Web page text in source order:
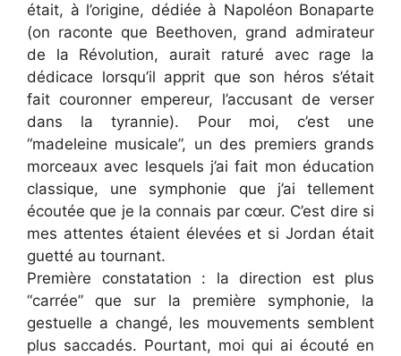
était, à l’origine, dédiée à Napoléon Bonaparte
(on raconte que Beethoven, grand admirateur
de la Révolution, aurait raturé avec rage la
dédicace lorsqu’il apprit que son héros s’était
fait couronner empereur, l’accusant de verser
dans la tyrannie). Pour moi, c’est une
“madeleine musicale”, un des premiers grands
morceaux avec lesquels j’ai fait mon éducation
classique, une symphonie que j’ai tellement
écoutée que je la connais par cœur. C’est dire si
mes attentes étaient élevées et si Jordan était
guetté au tournant.
Première constatation : la direction est plus
“carrée” que sur la première symphonie, la
gestuelle a changé, les mouvements semblent
plus saccadés. Pourtant, moi qui ai écouté en